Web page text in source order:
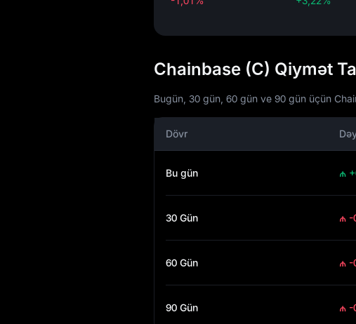
Chainbase (C) Qiymət
Bugün, 30 gün, 60 gün ve 90 gün üçün
Dövr
Bu gün ₼
30 Gün ₼ -
60 Gün ₼ -
90 Gün ₼ -